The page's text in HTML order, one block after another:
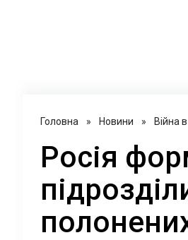
Головна » Новини » Війна
Росія